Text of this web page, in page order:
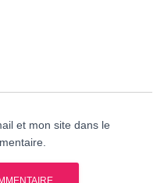
et mon site dans le